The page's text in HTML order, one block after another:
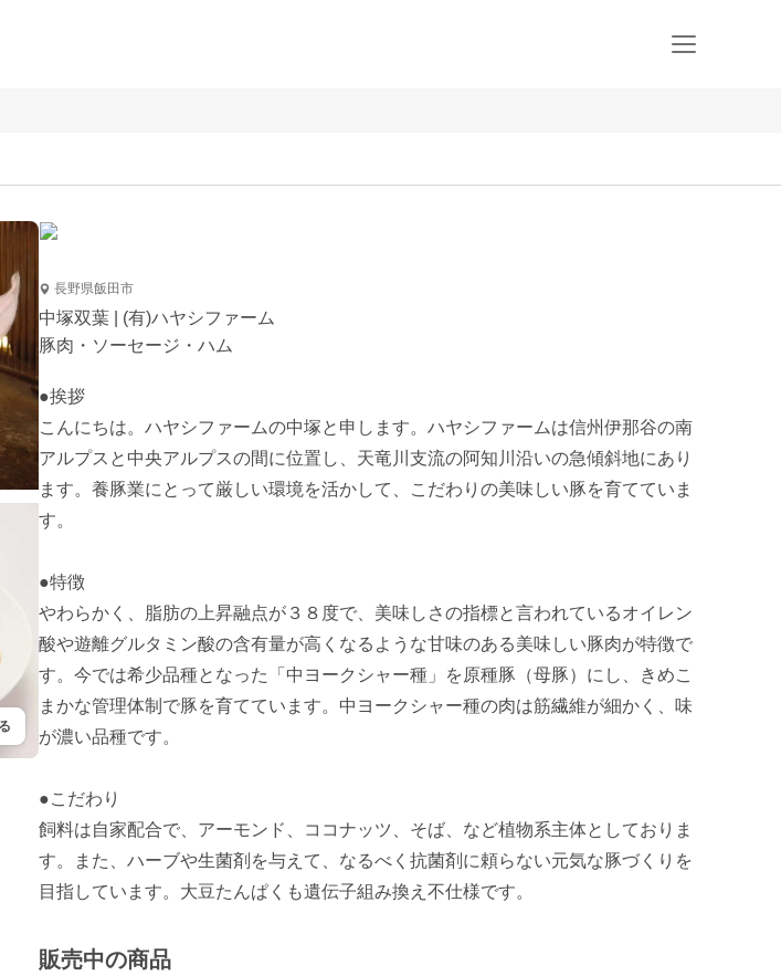
長野県飯田市
中塚双葉 | (有)ハヤシファーム
豚肉・ソーセージ・ハム
●挨拶
こんにちは。ハヤシファームの中塚と申します。ハヤシファームは信州伊那谷の南
アルプスと中央アルプスの間に位置し、天竜川支流の阿知川沿いの急傾斜地にあり
ます。養豚業にとって厳しい環境を活かして、こだわりの美味しい豚を育てていま
す。
●特徴
やわらかく、脂肪の上昇融点が３８度で、美味しさの指標と言われているオイレン
酸や遊離グルタミン酸の含有量が高くなるような甘味のある美味しい豚肉が特徴で
す。今では希少品種となった「中ヨークシャー種」を原種豚（母豚）にし、きめこ
まかな管理体制で豚を育てています。中ヨークシャー種の肉は筋繊維が細かく、味
が濃い品種です。
●こだわり
飼料は自家配合で、アーモンド、ココナッツ、そば、など植物系主体としておりま
す。また、ハーブや生菌剤を与えて、なるべく抗菌剤に頼らない元気な豚づくりを
目指しています。大豆たんぱくも遺伝子組み換え不仕様です。
販売中の商品